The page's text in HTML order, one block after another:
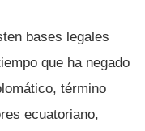
bases legales
que ha negado
término
ecuatoriano,